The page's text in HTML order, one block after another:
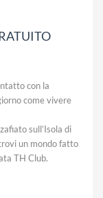
con la
come vivere
sull’Isola di
un mondo fatto
TH Club.